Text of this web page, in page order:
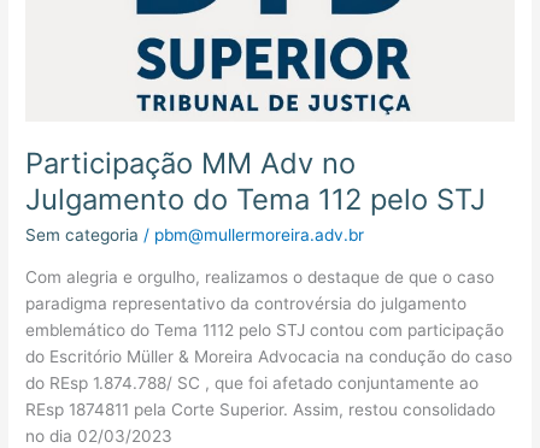
Participação MM Adv no
Julgamento do Tema 112 pelo STJ
Sem categoria / pbm@mullermoreira.adv.br
Com alegria e orgulho, realizamos o destaque de que o caso
paradigma representativo da controvérsia do julgamento
emblemático do Tema 1112 pelo STJ contou com participação
do Escritório Müller & Moreira Advocacia na condução do caso
do REsp 1.874.788/ SC , que foi afetado conjuntamente ao
REsp 1874811 pela Corte Superior. Assim, restou consolidado
no dia 02/03/2023